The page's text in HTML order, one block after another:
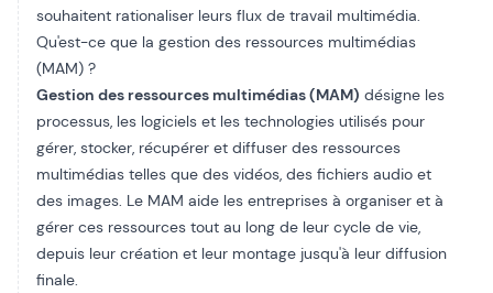
souhaitent rationaliser leurs flux de travail multimédia.
Qu'est-ce que la gestion des ressources multimédias
(MAM) ?
Gestion des ressources multimédias (MAM) désigne les
processus, les logiciels et les technologies utilisés pour
gérer, stocker, récupérer et diffuser des ressources
multimédias telles que des vidéos, des fichiers audio et
des images. Le MAM aide les entreprises à organiser et à
gérer ces ressources tout au long de leur cycle de vie,
depuis leur création et leur montage jusqu'à leur diffusion
finale.